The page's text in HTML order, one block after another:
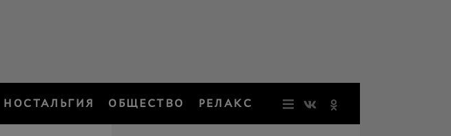
НОСТАЛЬГИЯ ОБЩЕСТВО РЕЛАКС